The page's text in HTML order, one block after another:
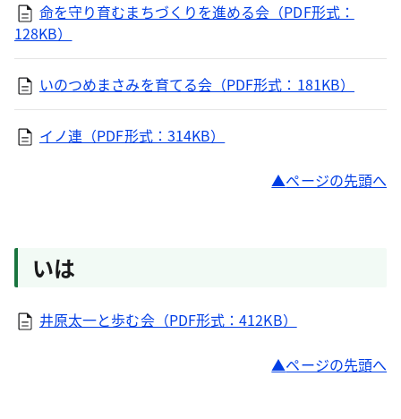
命を守り育むまちづくりを進める会（PDF形式：
128KB）
いのつめまさみを育てる会（PDF形式：181KB）
イノ連（PDF形式：314KB）
ページの先頭へ
いは
井原太一と歩む会（PDF形式：412KB）
ページの先頭へ